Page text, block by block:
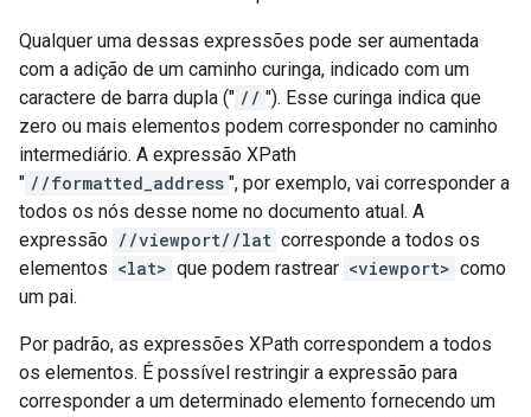
Qualquer uma dessas expressões pode ser aumentada
com a adição de um caminho curinga, indicado com um
caractere de barra dupla (" // "). Esse curinga indica que
zero ou mais elementos podem corresponder no caminho
intermediário. A expressão XPath
" //formatted_address ", por exemplo, vai corresponder a
todos os nós desse nome no documento atual. A
expressão //viewport//lat corresponde a todos os
elementos <lat> que podem rastrear <viewport> como
um pai.
Por padrão, as expressões XPath correspondem a todos
os elementos. É possível restringir a expressão para
corresponder a um determinado elemento fornecendo um